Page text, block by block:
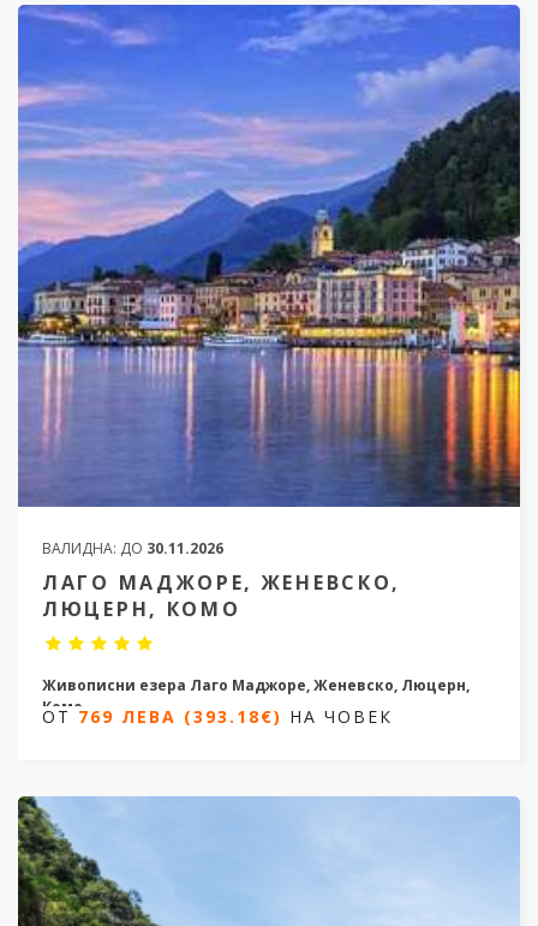
ОТ2 399 ЛЕВА (1 226.59€)НА ЧОВЕК
ВАЛИДНА: ДО 30.11.2026
ЛАГО МАДЖОРЕ, ЖЕНЕВСКО,
ЛЮЦЕРН, КОМО
Живописни езера Лаго Маджоре, Женевско, Люцерн,
Комо
Дати от 07.04.2026 до 26.09.2026
ОТ
ОТ 769 ЛЕВА (393.18€) НА ЧОВЕК